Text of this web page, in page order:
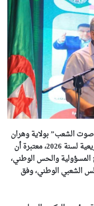
“صوت الشعب” بولاية وهران
ارتياحها للنتائج الأولية للانتخابات التشريعية لسنة 2026، معتبرة أن
والحس الوطني،
الشعبي الوطني، وفق